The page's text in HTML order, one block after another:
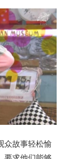
众故事轻松愉